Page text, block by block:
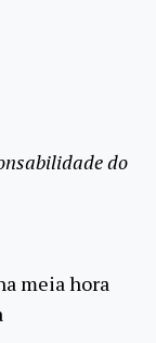
do
meia hora